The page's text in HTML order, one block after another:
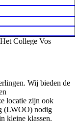
College Vos
Wij bieden de
locatie zijn ook
(LWOO) nodig
kleine klassen.